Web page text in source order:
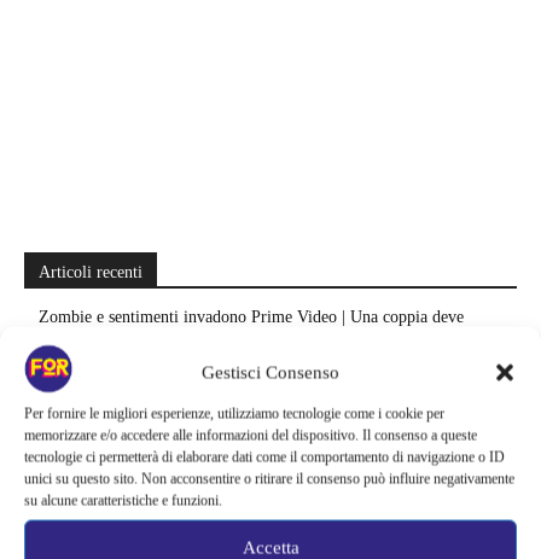
Gestisci Consenso
Per fornire le migliori esperienze, utilizziamo tecnologie come i cookie per
memorizzare e/o accedere alle informazioni del dispositivo. Il consenso a queste
tecnologie ci permetterà di elaborare dati come il comportamento di navigazione o ID
unici su questo sito. Non acconsentire o ritirare il consenso può influire negativamente
su alcune caratteristiche e funzioni.
Accetta
Articoli recenti
Zombie e sentimenti invadono Prime Video | Una coppia deve
attraversare Seoul durante l’apocalisse: il K-drama da recuperare
Sei stagioni di guerre e complotti nello spazio | Su Prime Video si
nasconde una grande epopea sci-fi: la saga salvata appena in tempo
Il creatore di Yellowstone firma un altro successo | La serie supera
Fallout e One Piece: il risultato è eccezionale
Ted Lasso cambia completamente squadra | La quarta stagione riparte